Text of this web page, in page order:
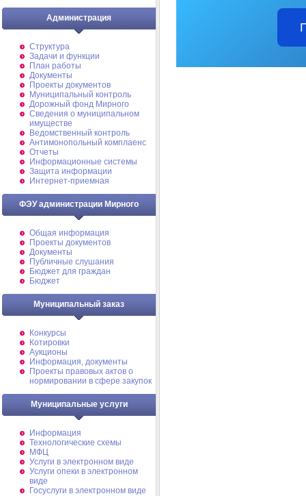
Администрация
Структура
Задачи и функции
План работы
Документы
Проекты документов
Муниципальный контроль
Дорожный фонд Мирного
Cведения о муниципальном
имуществе
Ведомственный контроль
Антимонопольный комплаенс
Отчеты
Информационные системы
Защита информации
Интернет-приемная
ФЭУ администрации Мирного
Общая информация
Проекты документов
Документы
Публичные слушания
Бюджет для граждан
Бюджет
Муниципальный заказ
Конкурсы
Котировки
Аукционы
Информация, документы
Проекты правовых актов о
нормировании в сфере закупок
Муниципальные услуги
Информация
Технологические схемы
МФЦ
Услуги в электронном виде
Услуги опеки в электронном
виде
Госуслуги в электронном виде